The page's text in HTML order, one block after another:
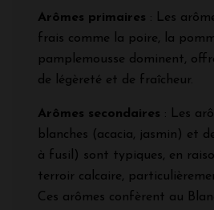
Arômes primaires : Les
frais comme la poire, la
pamplemousse dominent,
de légèreté et de fraîcheur.
Arômes secondaires : Les
blanches (acacia, jasmin) et
à fusil) sont typiques, en
terroir calcaire,
Ces arômes confèrent au